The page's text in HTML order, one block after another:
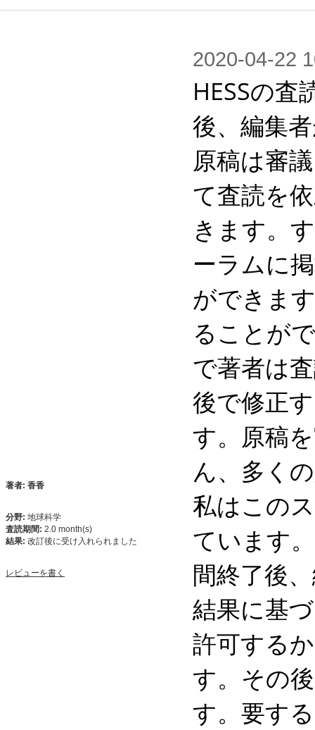
著者: 香香
分野: 地球科学
査読期間: 2.0 month(s)
結果: 改訂後に受け入れられました
レビューを書く
2020-04-22
HESSの
後、編集
原稿は審
て査読を
きます。
ーラムに
ができま
ることが
で著者は
後で修正
す。原稿
ん、多く
私はこの
ています
間終了後
結果に基
許可する
す。その
す。要す